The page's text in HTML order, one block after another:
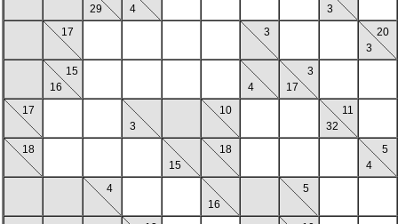
29
4
3
17
3
20
3
15
16
4
3
17
17
3
10
11
32
18
15
18
5
4
4
16
5